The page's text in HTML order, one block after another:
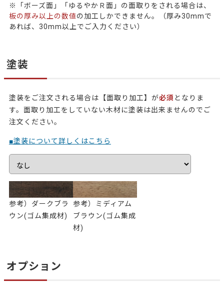
※「ボーズ面」「ゆるやかＲ面」の面取りをされる場合は、
板の厚み以上の数値の加工しかできません。（厚み30mmで
あれば、30mm以上でご入力ください）
塗装
塗装をご注文される場合は【面取り加工】が必須 となりま
す。面取り加工をしていない木材に塗装は出来ませんのでご
注文ください。
■塗装について詳しくはこちら
参考）ダークブラ
ウン(ゴム集成材)
参考）ミディアム
ブラウン(ゴム集成
材)
オプション